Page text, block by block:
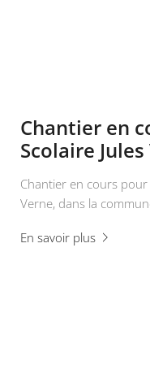
Chantier en
Scolaire
Chantier en cours
Verne, dans la
En savoir plus